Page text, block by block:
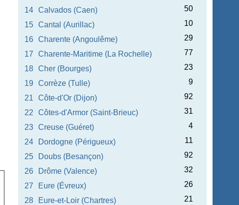
14
Calvados (Caen)
50
15
Cantal (Aurillac)
10
16
Charente (Angoulême)
29
17
Charente-Maritime (La Rochelle)
77
18
Cher (Bourges)
23
19
Corrèze (Tulle)
9
21
Côte-d'Or (Dijon)
92
22
Côtes-d'Armor (Saint-Brieuc)
31
23
Creuse (Guéret)
4
24
Dordogne (Périgueux)
11
25
Doubs (Besançon)
92
26
Drôme (Valence)
32
27
Eure (Évreux)
26
28
Eure-et-Loir (Chartres)
21